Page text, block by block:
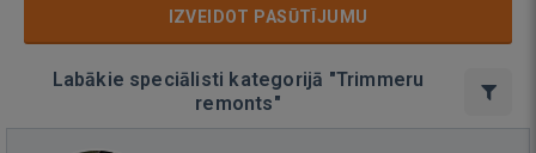
IZVEIDOT PASŪTĪJUMU
Labākie speciālisti kategorijā "Trimmeru
remonts"